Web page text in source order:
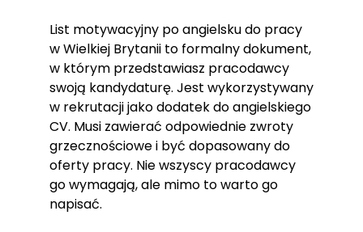
List motywacyjny po angielsku do pracy
w Wielkiej Brytanii to formalny dokument,
w którym przedstawiasz pracodawcy
swoją kandydaturę. Jest wykorzystywany
w rekrutacji jako dodatek do angielskiego
CV. Musi zawierać odpowiednie zwroty
grzecznościowe i być dopasowany do
oferty pracy. Nie wszyscy pracodawcy
go wymagają, ale mimo to warto go
napisać.